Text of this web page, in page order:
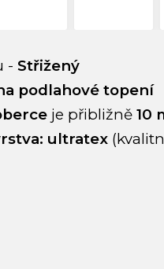
- Střižený
podlahové topení
je přibližně 10
ultratex